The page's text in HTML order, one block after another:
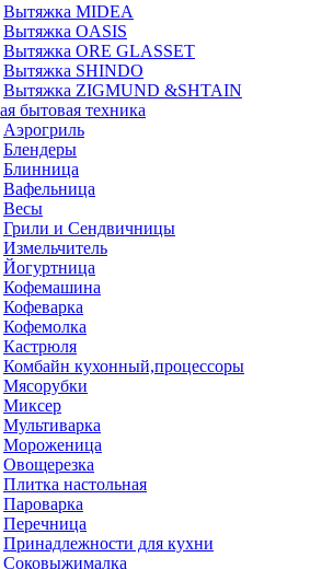
Вытяжка MIDEA
Вытяжка OASIS
Вытяжка ORE GLASSET
Вытяжка SHINDO
Вытяжка ZIGMUND &SHTAIN
бытовая техника
Аэрогриль
Блендеры
Блинница
Вафельница
Весы
Грили и Сендвичницы
Измельчитель
Йогуртница
Кофемашина
Кофеварка
Кофемолка
Кастрюля
Комбайн кухонный,процессоры
Мясорубки
Миксер
Мультиварка
Мороженица
Овощерезка
Плитка настольная
Пароварка
Перечница
Принадлежности для кухни
Соковыжималка